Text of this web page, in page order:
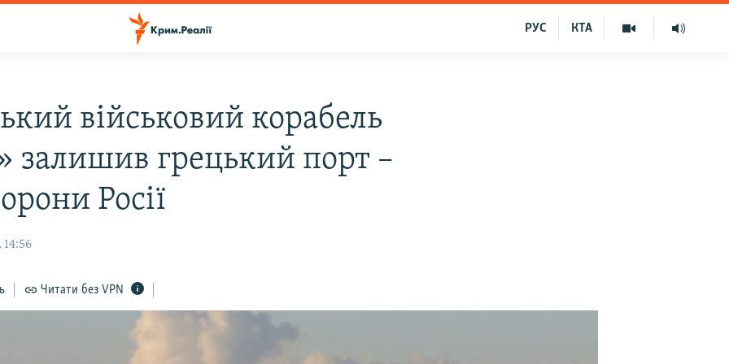
КТА
РУС
військовий корабель
залишив грецький порт –
Росії
14:56
Читати без VPN